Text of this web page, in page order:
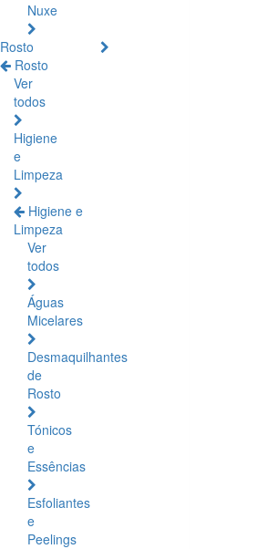
Nuxe
Rosto
Rosto
Ver
todos
Higiene
e
Limpeza
Higiene e
Limpeza
Ver
todos
Águas
Micelares
Desmaquilhantes
de
Rosto
Tónicos
e
Essências
Esfoliantes
e
Peelings